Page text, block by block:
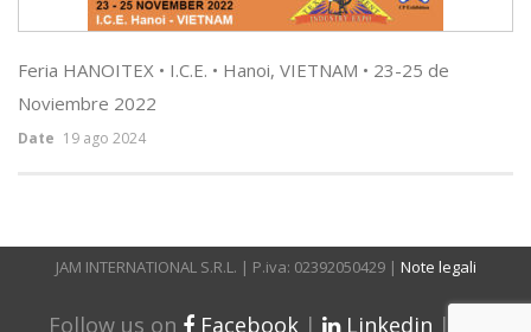
Feria HANOITEX • I.C.E. • Hanoi, VIETNAM • 23-25 de
Noviembre 2022
Date 19 ago 2024
JAM INTERNATIONAL S.R.L. | P.iva: 02392050429 | Note legali
Follow us on Facebook | Linkedin |